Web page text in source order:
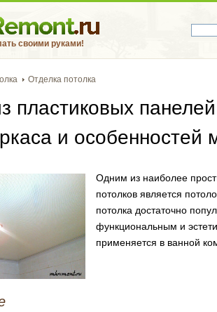
своими руками!
Отделка потолка
пластиковых
и особенностей
Одним из наиболее
потолков является
потолка достаточно
функциональным и
применяется в ванной